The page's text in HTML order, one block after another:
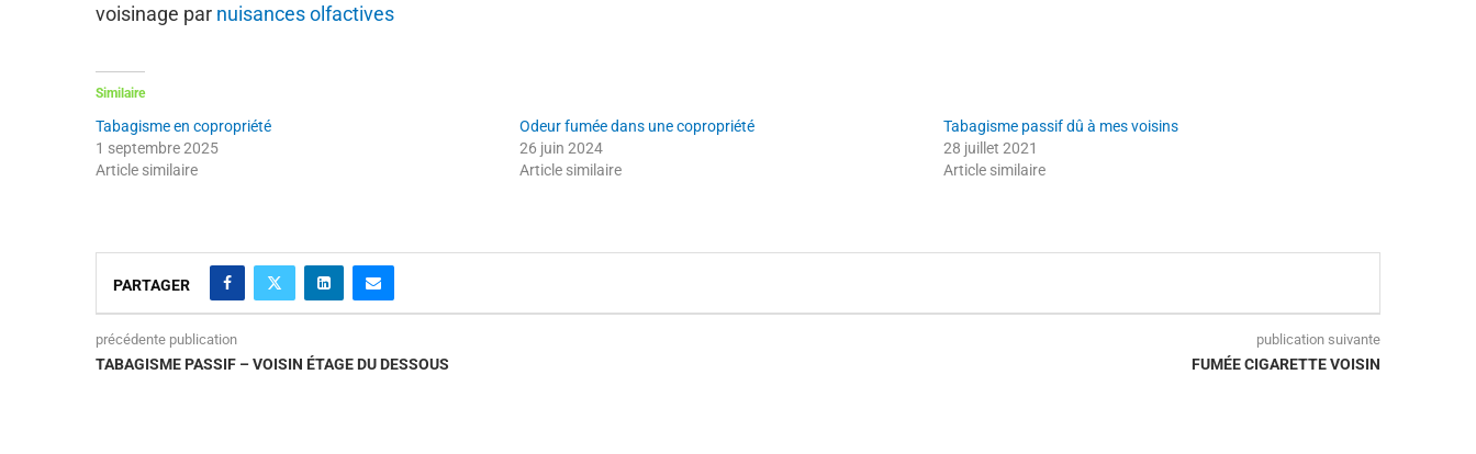
voisinage par nuisances olfactives
Similaire
Tabagisme en copropriété
1 septembre 2025
Article similaire
Odeur fumée dans une copropriété
26 juin 2024
Article similaire
Tabagisme passif dû à mes voisins
28 juillet 2021
Article similaire
PARTAGER
précédente publication
TABAGISME PASSIF – VOISIN ÉTAGE DU DESSOUS
publication suivante
FUMÉE CIGARETTE VOISIN